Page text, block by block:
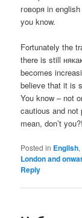
говоря in
you know.
Fortunately the
there is still
becomes
believe that it is
You know – not
cautious and
mean, don’t you?!
Posted in English,
London and
Reply